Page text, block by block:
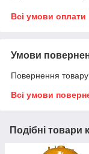
Всі умови оплати
Умови
Повернення
Всі умови
Подібні товари